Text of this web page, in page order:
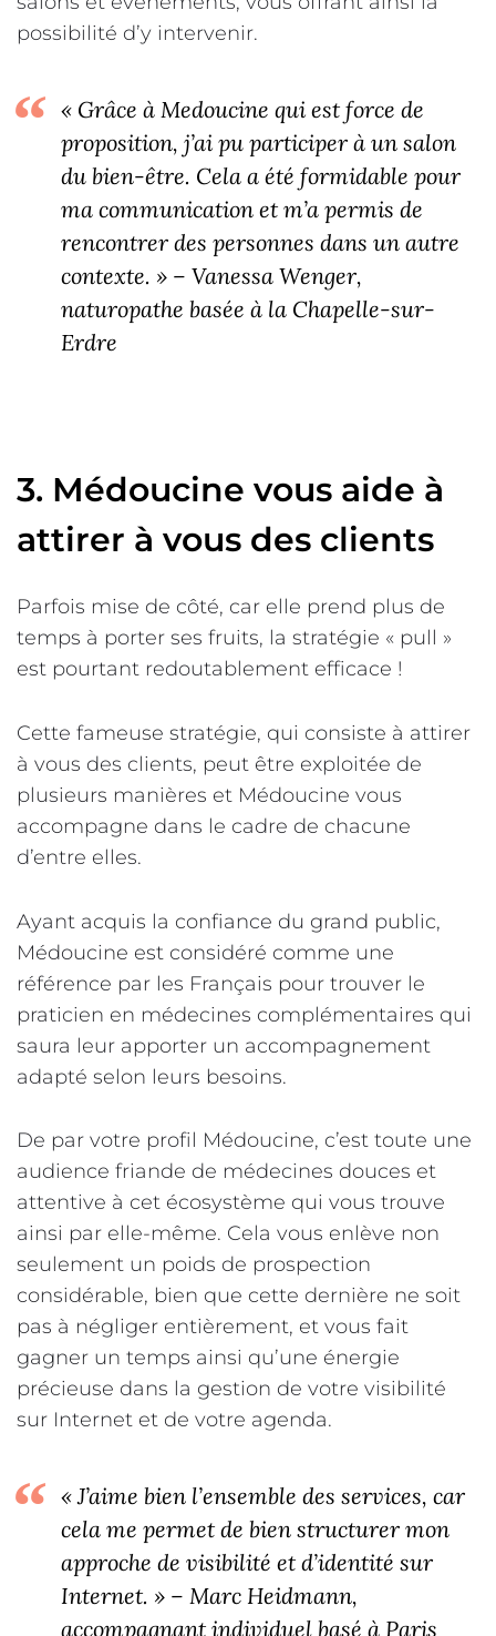
possibilité d’y intervenir.
« Grâce à Medoucine qui est force de
proposition, j’ai pu participer à un salon
du bien-être. Cela a été formidable pour
ma communication et m’a permis de
rencontrer des personnes dans un autre
contexte. » – Vanessa Wenger,
naturopathe basée à la Chapelle-sur-
Erdre
3. Médoucine vous aide à
attirer à vous des clients
Parfois mise de côté, car elle prend plus de
temps à porter ses fruits, la stratégie « pull »
est pourtant redoutablement efficace !
Cette fameuse stratégie, qui consiste à attirer
à vous des clients, peut être exploitée de
plusieurs manières et Médoucine vous
accompagne dans le cadre de chacune
d’entre elles.
Ayant acquis la confiance du grand public,
Médoucine est considéré comme une
référence par les Français pour trouver le
praticien en médecines complémentaires qui
saura leur apporter un accompagnement
adapté selon leurs besoins.
De par votre profil Médoucine, c’est toute une
audience friande de médecines douces et
attentive à cet écosystème qui vous trouve
ainsi par elle-même. Cela vous enlève non
seulement un poids de prospection
considérable, bien que cette dernière ne soit
pas à négliger entièrement, et vous fait
gagner un temps ainsi qu’une énergie
précieuse dans la gestion de votre visibilité
sur Internet et de votre agenda.
« J’aime bien l’ensemble des services, car
cela me permet de bien structurer mon
approche de visibilité et d’identité sur
Internet. » – Marc Heidmann,
accompagnant individuel basé à Paris